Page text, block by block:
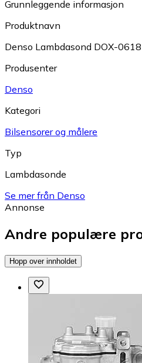
Grunnleggende informasjon
Produktnavn
Denso Lambdasond DOX-0618
Produsenter
Denso
Kategori
Bilsensorer og målere
Typ
Lambdasonde
Se mer från Denso
Annonse
Andre populære
Hopp over innholdet